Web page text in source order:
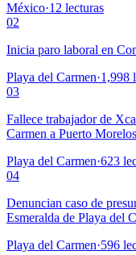
México·12 lecturas
02
Inicia paro laboral en
Playa del Carmen·1,998
03
Fallece trabajador de
Carmen a Puerto Morelos
Playa del Carmen·623
04
Denuncian caso de
Esmeralda de Playa del
Playa del Carmen·596